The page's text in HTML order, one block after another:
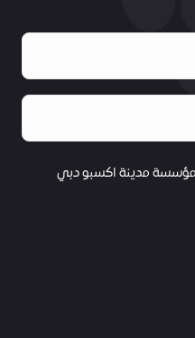
مدينة اكسبو دبي